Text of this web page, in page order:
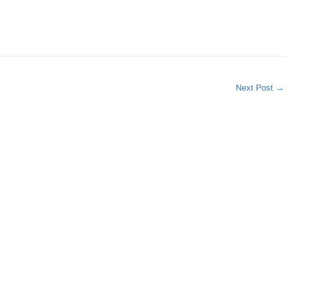
Next Post →